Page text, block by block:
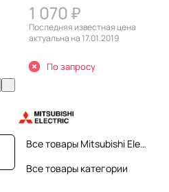
1 070 ₽
Последняя известная цена
актуальна на 17.01.2019
По запросу
Все товары Mitsubishi Electric
Все товары категории